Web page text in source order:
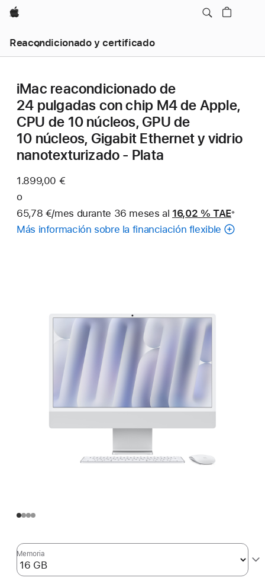
Apple
Reacondicionado y certificado
iMac reacondicionado de
24 pulgadas con chip M4 de Apple,
CPU de 10 núcleos, GPU de
10 núcleos, Gigabit Ethernet y vidrio
nanotexturizado - Plata
1.899,00 €
o
65,78 €/mes durante 36 meses al 16,02 %TAE
a
※
Más información sobre la financiación flexible
Memoria